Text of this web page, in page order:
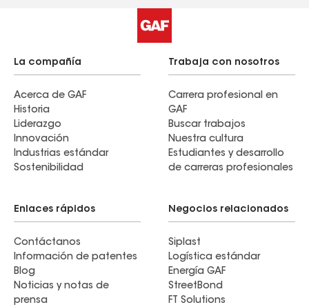
La compañía
Acerca de GAF
Historia
Liderazgo
Innovación
Industrias estándar
Sostenibilidad
Trabaja con nosotros
Carrera profesional en
GAF
Buscar trabajos
Nuestra cultura
Estudiantes y desarrollo
de carreras profesionales
Enlaces rápidos
Contáctanos
Información de patentes
Blog
Noticias y notas de
prensa
Negocios relacionados
Siplast
Logística estándar
Energía GAF
StreetBond
FT Solutions